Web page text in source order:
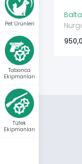
Pet Ürünleri
Tabanca
Ekipmanları
Tüfek
Ekipmanları
Balta